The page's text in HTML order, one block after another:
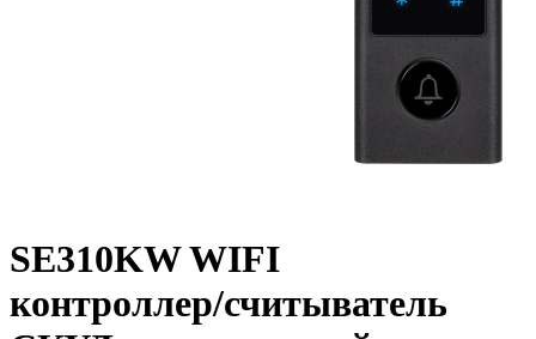
SE310KW WIFI
контроллер/считыватель